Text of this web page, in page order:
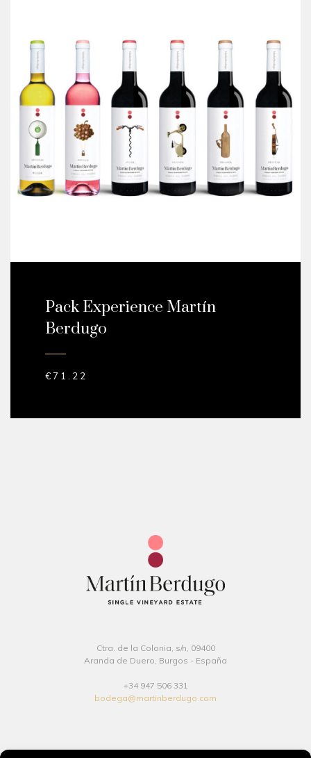
Pack Experience Martín
Berdugo
€71.22
Ctra. de la Colonia, s/n, 09400
Aranda de Duero, Burgos - España
+34 947 506 331
bodega@martinberdugo.com